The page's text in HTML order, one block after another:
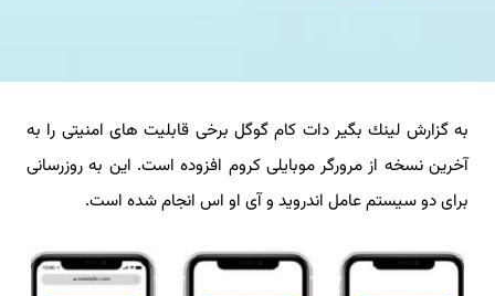
خدمات ما
درباره ما
آموزش
به گزارش لینك بگیر دات كام گوگل برخی قابلیت های امنیتی را به
آخرین نسخه از مرورگر موبایلی كروم افزوده است. این به روزرسانی
برای دو سیستم عامل اندروید و آی او اس انجام شده است.